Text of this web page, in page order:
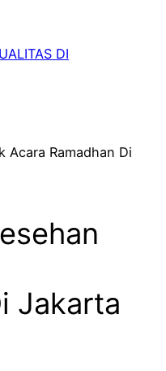
DI
Jakarta